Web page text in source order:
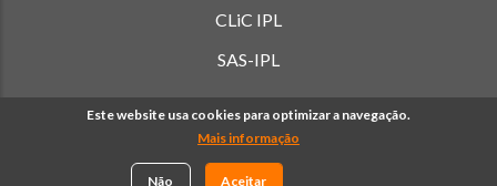
CLiC IPL
SAS-IPL
© Copyright Politécnico de Lisboa 2019-
direitos reservados. |Política de Privacidade
Este website usa cookies para optimizar a navegação.
Mais informação
Aceitar
Não